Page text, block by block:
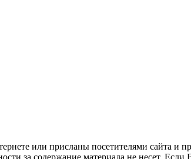
или присланы посетителями сайта и
за содержание материала не несет.